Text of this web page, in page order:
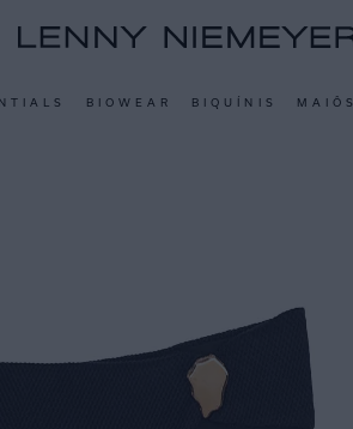
BIOWEAR BIQUÍNIS MAIÔS